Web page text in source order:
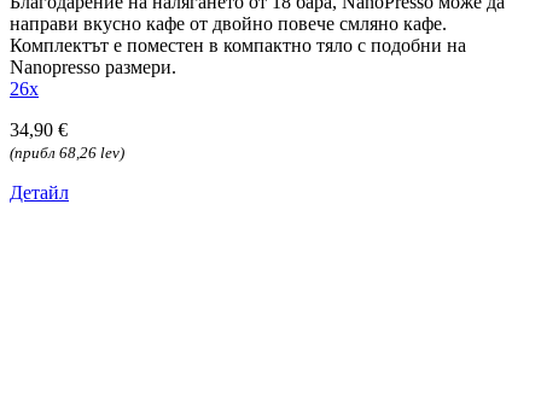
направи вкусно кафе от двойно повече смляно кафе.
Комплектът е поместен в компактно тяло с подобни на
Nanopresso размери.
26x
34,90 €
(прибл 68,26 lev)
Детайл